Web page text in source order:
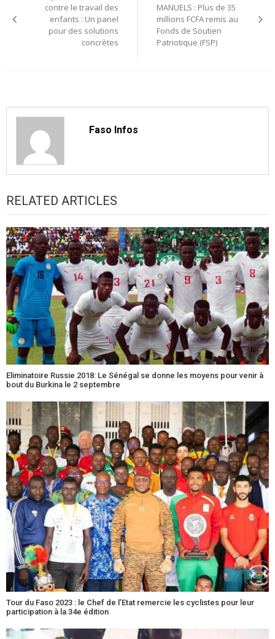
l’article
contre le travail des
enfants : Un panel
pour des solutions
concrètes
MANUELS : Plus de 35
millions FCFA remis au
Fonds de Soutien
Patriotique (FSP)
Faso Infos
RELATED ARTICLES
Eliminatoire Russie 2018: Le Sénégal se donne les moyens pour venir à
bout du Burkina le 2 septembre
Tour du Faso 2023 : le Chef de l’Etat remercie les cyclistes pour leur
participation à la 34e édition